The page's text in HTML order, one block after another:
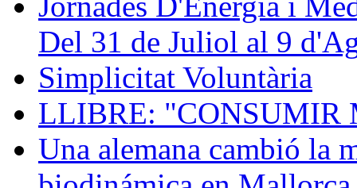
Del 31 de Juliol al 9
Simplicitat Voluntària
LLIBRE: "CONSUMIR
Una alemana cambió la